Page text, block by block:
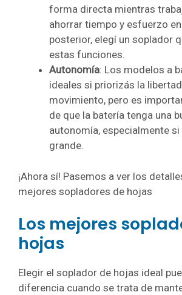
forma directa mientras
ahorrar tiempo y esfuerzo
posterior, elegí un soplador
estas funciones.
Autonomía: Los modelos a
ideales si priorizás la
movimiento, pero es
de que la batería tenga una
autonomía, especialmente
grande.
¡Ahora sí! Pasemos a ver los
mejores sopladores de hojas
Los mejores
hojas
Elegir el soplador de hojas ideal
diferencia cuando se trata de